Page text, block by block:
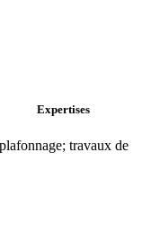
Expertises
travaux de